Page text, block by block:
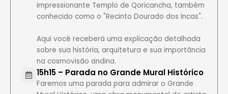
impressionante Templo de Qoricancha, também
conhecido como o "Recinto Dourado dos Incas".
Aqui você receberá uma explicação detalhada
sobre sua história, arquitetura e sua importância
na cosmovisão andina.
15h15 – Parada no Grande Mural Histórico
Faremos uma parada para admirar o Grande